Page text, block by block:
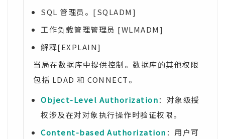
SQL 管理员。[SQLADM]
工作负载管理管理员 [WLMADM]
解释[EXPLAIN]
当局在数据库中提供控制。数据库的其他权限
包括 LDAD 和 CONNECT。
Object-Level Authorization：对象级授
权涉及在对对象执行操作时验证权限。
Content-based Authorization ：用户可